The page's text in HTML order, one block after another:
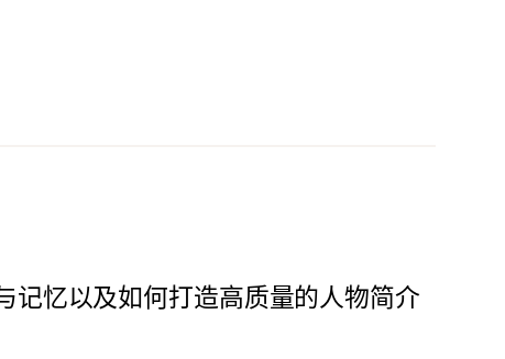
记忆以及如何打造高质量的人物简介